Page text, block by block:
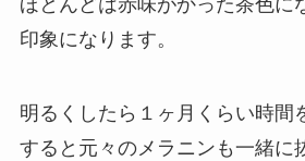
印象になります。
明るくしたら１ヶ月くらい時間
すると元々のメラニンも一緒に